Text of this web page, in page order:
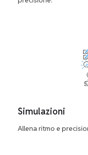
Simulazioni
Allena ritmo e